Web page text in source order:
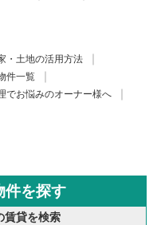
・土地の活用方法
件一覧
でお悩みのオーナー様へ
件を探す
賃貸を検索